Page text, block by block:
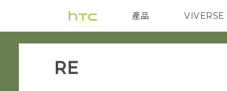
產品
VIVE 智能手機
VIVERSE
RE‎